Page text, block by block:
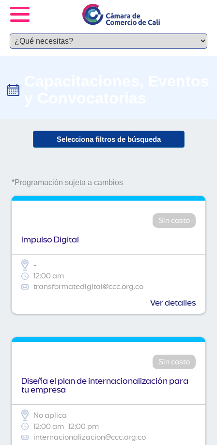
Selecciona filtros de búsqueda
*Programación sujeta a cambios
Sin costo
Impulso Digital
-
12:00 am
transformatedigital@ccc.org.co
Ver detalles
Sin costo
Diseña el plan de internacionalización para
tu empresa
No aplica
12:00 am 12:00 pm
internacionalizacion@ccc.org.co